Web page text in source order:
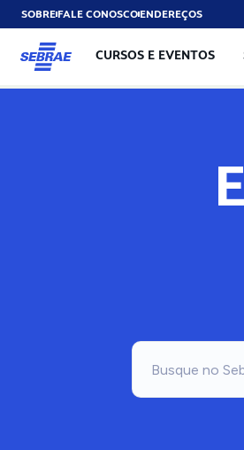
SOBREFALE CONOSCOENDEREÇOS
CURSOS E EVENTOS